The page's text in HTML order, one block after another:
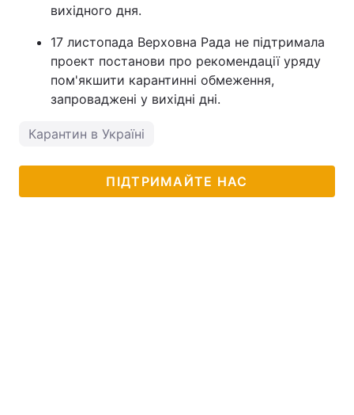
вихідного дня.
17 листопада Верховна Рада не підтримала
проект постанови про рекомендації уряду
пом'якшити карантинні обмеження,
запроваджені у вихідні дні.
Карантин в Україні
ПІДТРИМАЙТЕ НАС